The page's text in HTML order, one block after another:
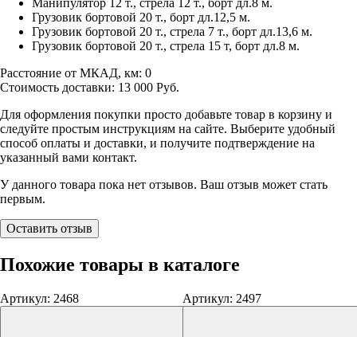
Манипулятор 12 т., стрела 12 т., борт дл.8 м.
Грузовик бортовой 20 т., борт дл.12,5 м.
Грузовик бортовой 20 т., стрела 7 т., борт дл.13,6 м.
Грузовик бортовой 20 т., стрела 15 т, борт дл.8 м.
Расстояние от МКАД, км: 0
Стоимость доставки: 13 000 Руб.
Для оформления покупки просто добавьте товар в корзину и
следуйте простым инструкциям на сайте. Выберите удобный
способ оплаты и доставки, и получите подтверждение на
указанный вами контакт.
У данного товара пока нет отзывов. Ваш отзыв может стать
первым.
Оставить отзыв
Похожие товары в каталоге
Артикул: 2468 Артикул: 2497